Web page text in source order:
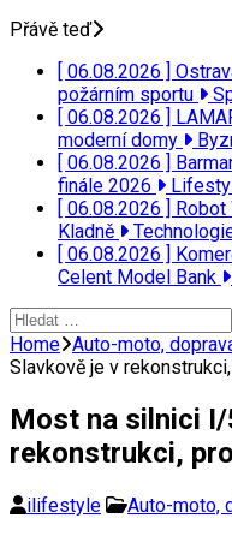
Přávě teď
[ 06.08.2026 ]
požárním sportu
[ 06.08.2026 ]
moderní domy
[ 06.08.2026 ]
finále 2026
[ 06.08.2026 ] Robot
Kladně
[ 06.08.2026 ]
Celent Model Bank
Vyhledávání
Home Auto-moto,
Slavkově je v
Most na silnici
rekonstrukci,
ilifestyle Auto-moto,